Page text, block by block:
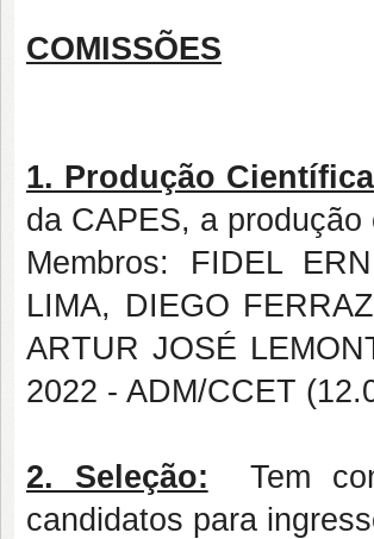
COMISSÕES
1. Produção
da CAPES, a
Membros: FIDEL
LIMA, DIEGO
ARTUR JOSÉ
2022 - ADM/CCET
2. Seleção: Tem
candidatos para